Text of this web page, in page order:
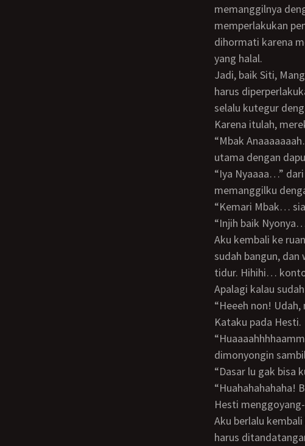
memanggilnya
memperlakukan
dihormati karena
yang halal.
Jadi, baik Siti, Mang Darja, Mbak Anah atau siapapun yg bekerja di rumah dan villa ku,
harus
selalu kutegur
Karena itulah,
“Mbak Anaaaaaaah…” panggilku lewat intercom yang menghubungkan bangunan
utama dengan
“Iya Nyaaaa…” dari kejauhan terdengar jawabannya, pekerja disini memang
memanggilku
“Kemari Mbak…
“Injih baik
Aku kembali ke ruang utama tempat Budi dan Hesti masih tidur tadi. Kulihat Hesti
sudah bangun,
tidur. Hihihi…
Apalagi kalau
“Heeeh non! Udah, nanti dimainin lagi, makan dulu… Bangunin tuh si pangeran…”
Kataku pada Hesti.
“Huaaaahhhhaammmmmm… iya baik ndoro putri…” jawabnya bercanda, bibirnya
dimonyongin
“dasar lu gak
“Huahahahahaha! Bukannya elu yang hiper?! Heeehhh Bud bangun yuk sayang…”
Hesti
Aku berlalu kembali ke teras belakang sambil membawa beberapa kertas kerja yang
harus